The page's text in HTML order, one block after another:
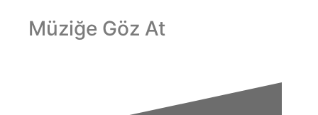
Müziğe Göz At